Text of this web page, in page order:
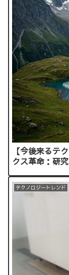
【今後来るテ
クス革命：研
テクノロジートレンド